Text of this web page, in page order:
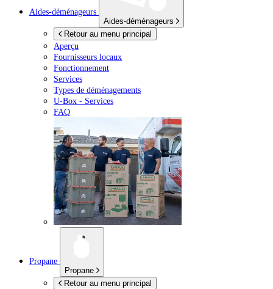
Aides-déménageurs
Aides-déménageurs
Retour au menu principal
Aperçu
Fournisseurs locaux
Fonctionnement
Services
Types de déménagements
U-Box - Services
FAQ
Propane
Propane
Retour au menu principal